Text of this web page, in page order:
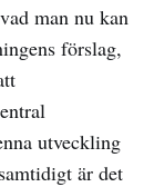
man nu kan
förslag,
utveckling
är det